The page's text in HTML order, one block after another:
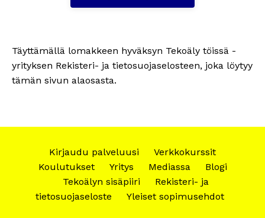
Täyttämällä lomakkeen hyväksyn Tekoäly töissä -
yrityksen Rekisteri- ja tietosuojaselosteen, joka löytyy
tämän sivun alaosasta.
Kirjaudu palveluusi
Verkkokurssit
Koulutukset
Yritys Mediassa
Blogi
Tekoälyn sisäpiiri
Rekisteri- ja
tietosuojaseloste
Yleiset sopimusehdot